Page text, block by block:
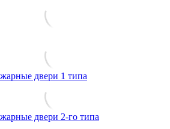
двери 1 типа
двери 2-го типа